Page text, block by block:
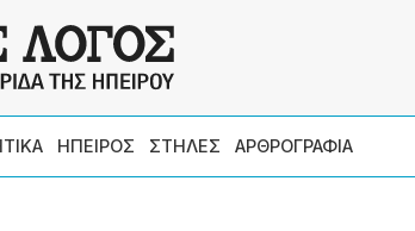
ΗΠΕΙΡΟΣ ΣΤΗΛΕΣ ΑΡΘΡΟΓΡΑΦΙΑ